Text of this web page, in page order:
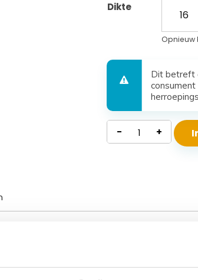
Dikte
Opnieuw
Dit betreft
Matras
- +
Bekleding doorgestikt met 300 gr/m2